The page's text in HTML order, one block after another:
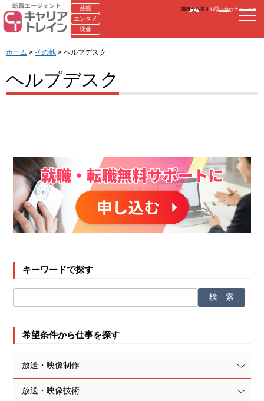
芸能
エンタメ
映像
職種から探すお問い合わせメニュー
ホーム > その他 > ヘルプデスク
ヘルプデスク
キーワードで探す
希望条件から仕事を探す
放送・映像制作
放送・映像技術